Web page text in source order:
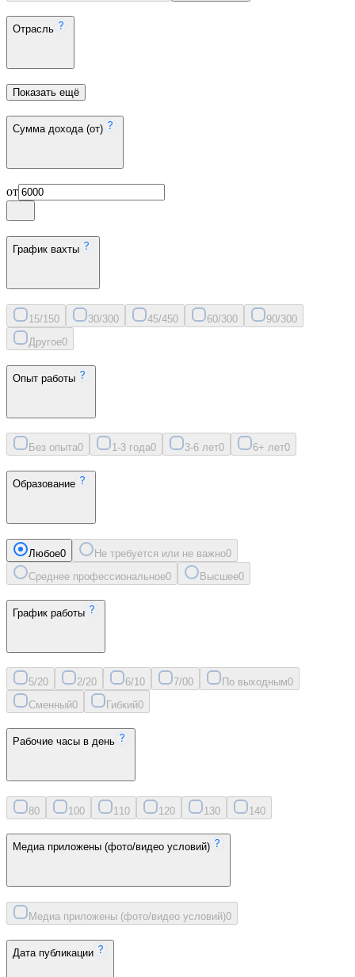
Отрасль
Показать ещё
Сумма дохода (от)
от
График вахты
15/150 30/300 45/450 60/300 90/300
Другое0
Опыт работы
Без опыта0 1-3 года0 3-6 лет0 6+ лет0
Образование
Любое0 Не требуется или не важно0
Среднее профессиональное0 Высшее0
График работы
5/20 2/20 6/10 7/00 По выходным0
Сменный0 Гибкий0
Рабочие часы в день
80 100 11 0 120 130 140
Медиа приложены (фото/видео условий)
Медиа приложены (фото/видео условий)0
Дата публикации